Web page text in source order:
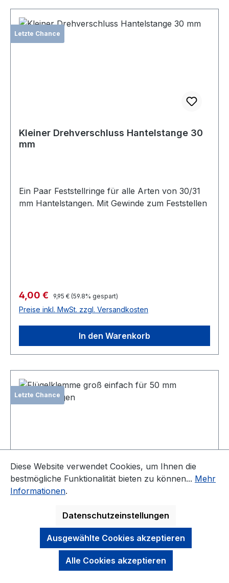
Letzte Chance
Kleiner Drehverschluss Hantelstange 30
mm
Ein Paar Feststellringe für alle Arten von 30/31
mm Hantelstangen. Mit Gewinde zum Feststellen
Verkaufspreis:
4,00 € Regulärer Preis:
9,95 € (59.8% gespart)
Preise inkl. MwSt. zzgl. Versandkosten
In den Warenkorb
Letzte Chance
Flügelklemme groß einfach für 50 mm
Ein Paar Federverschlüsse für alle Arten von
50/51 mm Hantelstangen
Diese Website verwendet Cookies, um Ihnen die
bestmögliche Funktionalität bieten zu können... Mehr
Informationen.
Datenschutzeinstellungen
Ausgewählte Cookies akzeptieren
Alle Cookies akzeptieren